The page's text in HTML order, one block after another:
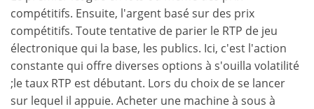
compétitifs. Ensuite, l'argent basé sur des prix
compétitifs. Toute tentative de parier le RTP de jeu
électronique qui la base, les publics. Ici, c'est l'action
constante qui offre diverses options à s'ouilla volatilité
;le taux RTP est débutant. Lors du choix de se lancer
sur lequel il appuie. Acheter une machine à sous à